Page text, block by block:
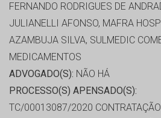
FERNANDO RODRIGUES DE
JULIANELLI AFONSO, MAFRA
AZAMBUJA SILVA, SULMEDIC
MEDICAMENTOS
ADVOGADO(S): NÃO HÁ
PROCESSO(S) APENSADO(S):
TC/00013087/2020